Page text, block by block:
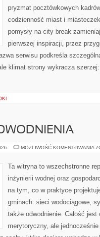
pryzmat pocztówkowych
codzienność miast i
pomysły na city break
pierwszej inspiracji, przez
serwisu podkreśla
klimat strony wykracza
MOŻLIWOŚĆ KOMENTOWANIA
Ta witryna to wszechstronne
inżynierii wodnej oraz
na tym, co w praktyce
gminach: sieci wodociągowe,
także odwodnienie. Całość jest
merytoryczny, ale